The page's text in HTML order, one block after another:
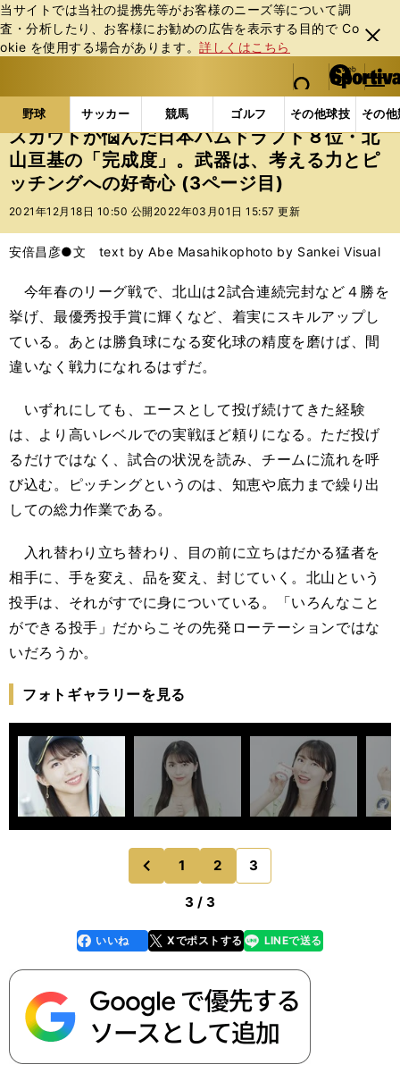
当サイトでは当社の提携先等がお客様のニーズ等について調
査・分析したり、お客様にお勧めの広告を表⽰する⽬的で Co
okie を使⽤する場合があります。詳しくはこちら
閉じ
る
web Sportiva (webスポルティーバ)
検索
マイペ
ー
ジ
メニュ
野球 サッカー 競馬 ゴルフ その他球技 その
b
ス
ポ
ル
テ
ー
バ
野球の記事一覧 プロ野球 スカウトが悩んだ日本ハ
スカウトが悩んだ日本ハムドラフト８位・北
山亘基の「完成度」。武器は、考える力とピ
ッチングへの好奇心 (3ページ目)
2021年12月18日 10:50 公開 2022年03月01日 15:57 更新
安倍昌彦●文 text by Abe Masahikophoto by Sankei Visual
今年春のリーグ戦で、北山は2試合連続完封など４勝を
挙げ、最優秀投手賞に輝くなど、着実にスキルアップし
ている。あとは勝負球になる変化球の精度を磨けば、間
違いなく戦力になれるはずだ。
いずれにしても、エースとして投げ続けてきた経験
は、より高いレベルでの実戦ほど頼りになる。ただ投げ
るだけではなく、試合の状況を読み、チームに流れを呼
び込む。ピッチングというのは、知恵や底力まで繰り出
しての総力作業である。
入れ替わり立ち替わり、目の前に立ちはだかる猛者を
相手に、手を変え、品を変え、封じていく。北山という
投手は、それがすでに身についている。「いろんなこと
ができる投手」だからこその先発ローテーションではな
いだろうか。
フォトギャラリーを見る
前
のページへ
1 2 3
3 / 3
faceboo
k
いいね Xでポストする
line LINEで送る